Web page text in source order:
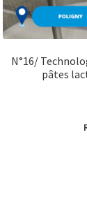
N°16/
pâtes